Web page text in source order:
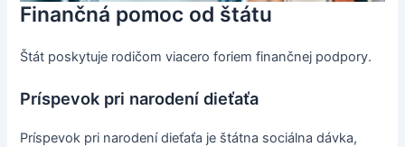
Finančná pomoc od štátu
Štát poskytuje rodičom viacero foriem finančnej podpory.
Príspevok pri narodení dieťaťa
Príspevok pri narodení dieťaťa je štátna sociálna dávka,